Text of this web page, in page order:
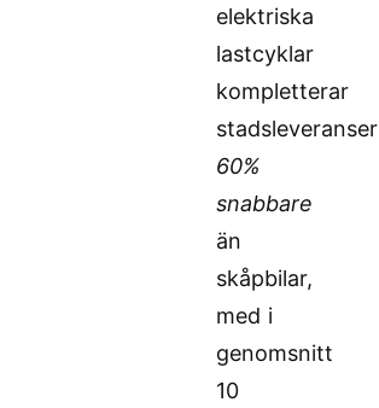
elektriska
lastcyklar
kompletterar
stadsleveranser
60%
snabbare
än
skåpbilar,
med i
genomsnitt
10